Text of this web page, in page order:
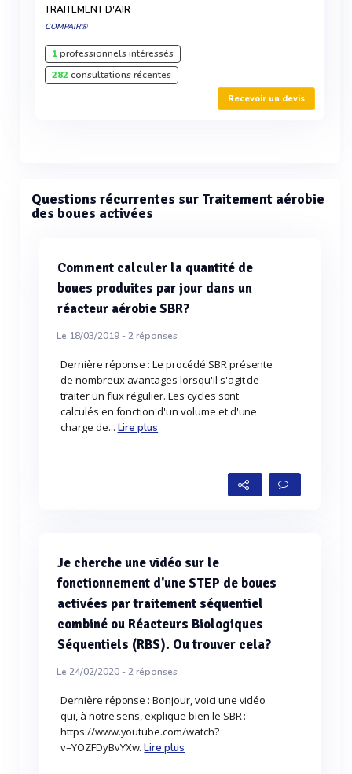
TRAITEMENT D'AIR
COMPAIR®
1professionnels intéressés
282consultations récentes
Recevoir un devis
Questions récurrentes sur Traitement aérobie
des boues activées
Comment calculer la quantité de
boues produites par jour dans un
réacteur aérobie SBR?
Le 18/03/2019 -2réponses
Dernière réponse : Le procédé SBR présente
de nombreux avantages lorsqu'il s'agit de
traiter un flux régulier. Les cycles sont
calculés en fonction d'un volume et d'une
charge de... Lire plus
Je cherche une vidéo sur le
fonctionnement d'une STEP de boues
activées par traitement séquentiel
combiné ou Réacteurs Biologiques
Séquentiels (RBS). Ou trouver cela?
Le 24/02/2020 -2réponses
Dernière réponse : Bonjour, voici une vidéo
qui, à notre sens, explique bien le SBR :
https://www.youtube.com/watch?
v=YOZFDyBvYXw.Lire plus